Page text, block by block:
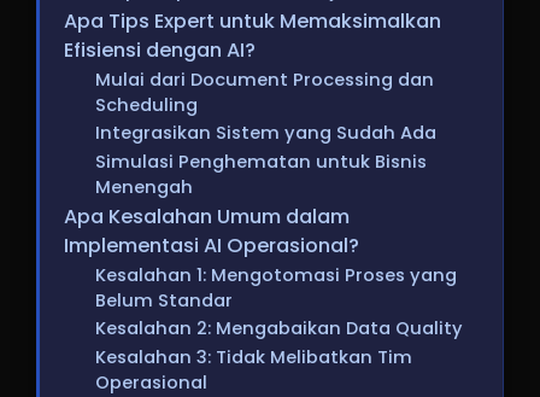
Apa Tips Expert untuk Memaksimalkan
Efisiensi dengan AI?
Mulai dari Document Processing dan
Scheduling
Integrasikan Sistem yang Sudah Ada
Simulasi Penghematan untuk Bisnis
Menengah
Apa Kesalahan Umum dalam
Implementasi AI Operasional?
Kesalahan 1: Mengotomasi Proses yang
Belum Standar
Kesalahan 2: Mengabaikan Data Quality
Kesalahan 3: Tidak Melibatkan Tim
Operasional